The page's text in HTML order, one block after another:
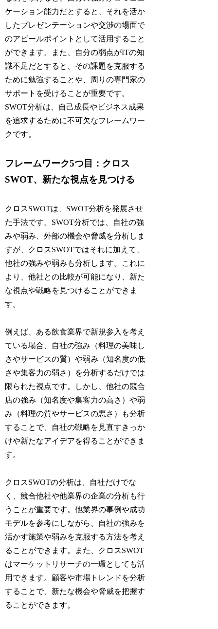
ケーション能力だとすると、それを活か
したプレゼンテーションや交渉の場面で
のアピールポイントとして活用すること
ができます。また、自分の弱点がITの知
識不足だとすると、その課題を克服する
ために勉強することや、周りの専門家の
サポートを受けることが重要です。
SWOT分析は、自己成長やビジネス成果
を追求するために不可欠なフレームワー
クです。
フレームワーク5つ目：クロス
SWOT、新たな視点を見つける
クロスSWOTは、SWOT分析を発展させ
た手法です。SWOT分析では、自社の強
みや弱み、外部の機会や脅威を分析しま
すが、クロスSWOTではそれに加えて、
他社の強みや弱みも分析します。これに
より、他社との比較が可能になり、新た
な視点や戦略を見つけることができま
す。
例えば、ある飲食業界で新規参入を考え
ている場合、自社の強み（料理の美味し
さやサービスの質）や弱み（知名度の低
さや集客力の弱さ）を分析するだけでは
限られた視点です。しかし、他社の競合
店の強み（知名度や集客力の高さ）や弱
み（料理の質やサービスの悪さ）も分析
することで、自社の戦略を見直すきっか
けや新たなアイデアを得ることができま
す。
クロスSWOTの分析は、自社だけでな
く、競合他社や他業界の企業の分析も行
うことが重要です。他業界の事例や成功
モデルを参考にしながら、自社の強みを
活かす施策や弱みを克服する方法を考え
ることができます。また、クロスSWOT
はマーケットリサーチの一環としても活
用できます。顧客や市場トレンドを分析
することで、新たな機会や脅威を把握す
ることができます。